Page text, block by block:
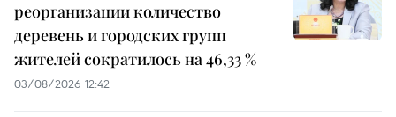
реорганизации количество
деревень и городских групп
жителей сократилось на 46,33 %
03/08/2026 12:42